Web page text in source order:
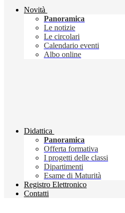
Novità
Panoramica
Le notizie
Le circolari
Calendario eventi
Albo online
Didattica
Panoramica
Offerta formativa
I progetti delle classi
Dipartimenti
Esame di Maturità
Registro Elettronico
Contatti